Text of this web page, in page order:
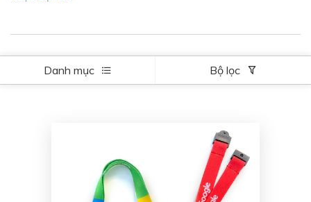
Danh mục Bộ lọc